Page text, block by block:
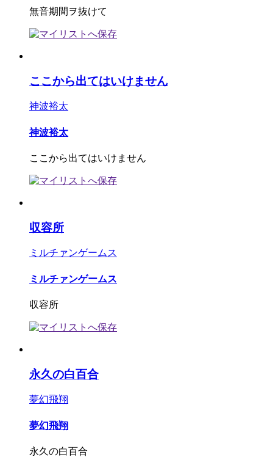
無音期間ヲ抜けて
ここから出てはいけません
神波裕太
神波裕太
ここから出てはいけません
収容所
ミルチァンゲームス
ミルチァンゲームス
収容所
永久の白百合
夢幻飛翔
夢幻飛翔
永久の白百合